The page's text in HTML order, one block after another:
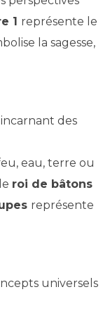
1 représente le
la sagesse,
des
eau, terre ou
roi de bâtons
représente
universels